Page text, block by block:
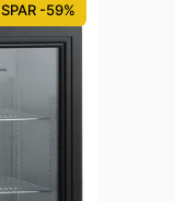
SPAR -59%